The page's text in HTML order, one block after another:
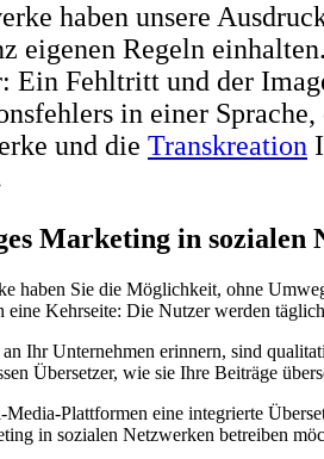
haben unsere
eigenen Regeln
Ein Fehltritt und der
in einer Sprache,
und die Transkreation
Marketing in sozialen
haben Sie die Möglichkeit, ohne
eine Kehrseite: Die Nutzer werden
Ihr Unternehmen erinnern, sind
Übersetzer, wie sie Ihre Beiträge
Media-Plattformen eine integrierte
in sozialen Netzwerken betreiben